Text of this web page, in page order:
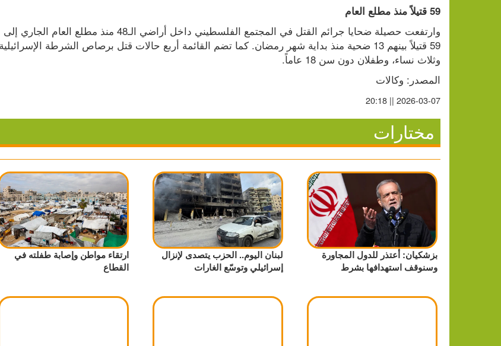
59 قتيلاً منذ مطلع العام
وثلاث نساء، وطفلان دون سن 18 عاماً.
المصدر: وكالات
2026-03-07 || 20:18
مختارات
بزشكيان: أعتذر للدول المجاورة
وسنوقف استهدافها بشرط
لبنان اليوم.. الحزب يتصدى لإنزال
إسرائيلي وتوسّع الغارات
ارتقاء مواطن وإصابة طفلته في
القطاع